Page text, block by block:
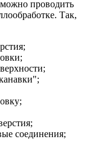
проводить
Так,
соединения;